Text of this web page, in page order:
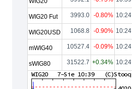
WIG20 Fut 3993.0 -0.80% 10:24
WIG20USD 1068.8 -0.90% 10:24
mWIG40 10527.4 -0.09% 10:24
sWIG80 31522.7 +0.34% 10:24